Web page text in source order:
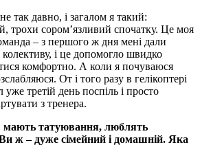
так давно, і загалом я такий:
трохи сором’язливий спочатку. Це моя
– з першого ж дня мені дали
і це допомогло швидко
комфортно. А коли я почуваюся
От і того разу в гелікоптері
третій день поспіль і просто
з тренера.
мають татуювання, люблять
ж – дуже сімейний і домашній. Яка